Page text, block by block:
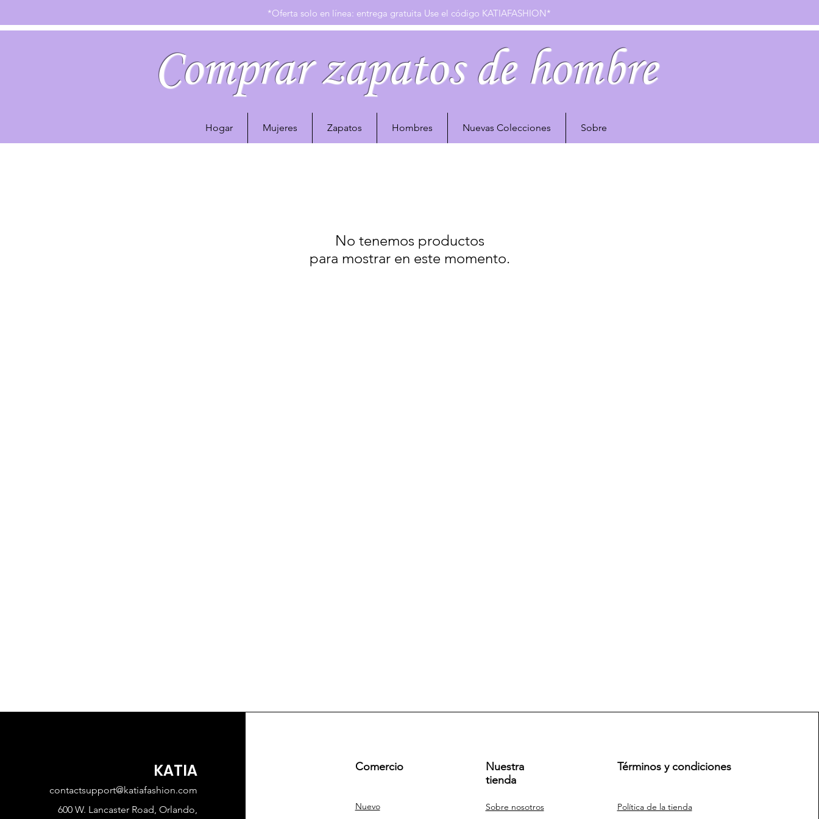
*Oferta solo en línea: entrega gratuita Use el código KATIAFASHION*
Comprar zapatos de hombre
Hogar Mujeres Zapatos Hombres Nuevas Colecciones Sobre
No tenemos productos
para mostrar en este momento.
KATIA
contactsupport@katiafashion.com
600 W. Lancaster Road, Orlando,
Comercio
Nuevo
Nuestra
tienda
Sobre nosotros
Términos y condiciones
Política de la tienda